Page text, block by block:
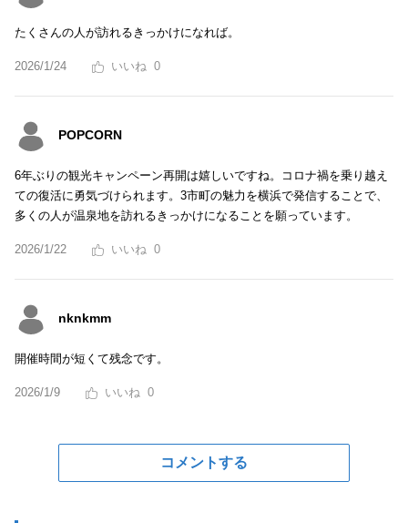
たくさんの人が訪れるきっかけになれば。
2026/1/24 0
POPCORN
6年ぶりの観光キャンペーン再開は嬉しいですね。コロナ禍を乗り越え
ての復活に勇気づけられます。3市町の魅力を横浜で発信することで、
多くの人が温泉地を訪れるきっかけになることを願っています。
2026/1/22 0
nknkmm
開催時間が短くて残念です。
2026/1/9 0
コメントする